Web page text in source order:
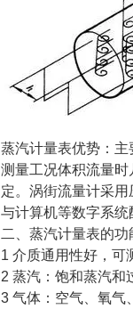
蒸汽计量表优势：
测量工况体积流量
定。涡街流量计采
与计算机等数字系
二、蒸汽计量表的功
1 介质通用性好，可
2 蒸汽：饱和蒸汽和
3 气体：空气、氧气